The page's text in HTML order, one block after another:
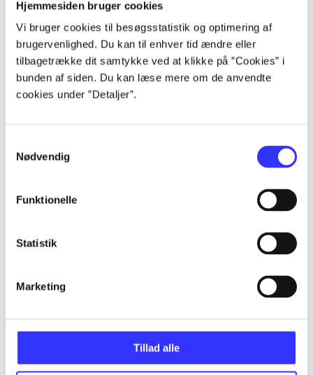
Hjemmesiden bruger cookies
Vi bruger cookies til besøgsstatistik og optimering af
brugervenlighed. Du kan til enhver tid ændre eller
tilbagetrække dit samtykke ved at klikke på ”Cookies” i
bunden af siden. Du kan læse mere om de anvendte
cookies under ”Detaljer”.
Nødvendig
Funktionelle
Statistik
Marketing
Tillad alle
Bd.2: bag administrationens og interesseorganisationernes lukkede
demokratisk valgte forsamlinger.
Indhold
Seneste udgave, bog
Tidsskrift
Artikler med samme emner
Fra